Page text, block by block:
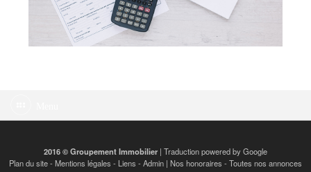
2016 © Groupement Immobilier | Traduction powered by Google
Plan du site- Mentions légales - Liens - Admin | Nos honoraires - Toutes nos annonces